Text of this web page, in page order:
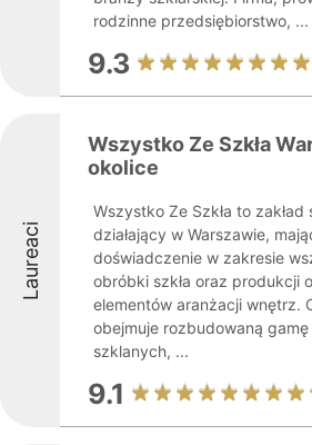
rodzinne przedsiębiorstwo, ...
9.3
Laureaci
Wszystko Ze Szkła
okolice
Wszystko Ze Szkła to zakład
działający w Warszawie,
doświadczenie w zakresie
obróbki szkła oraz produkcji
elementów aranżacji wnętrz.
obejmuje rozbudowaną
szklanych, ...
9.1